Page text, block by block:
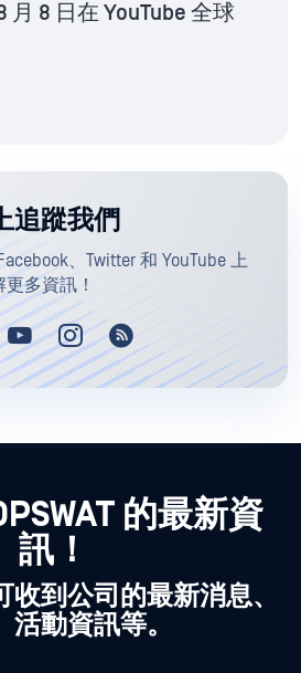
月 8 日在 YouTube 全球
追蹤我們
、Twitter 和 YouTube 上
更多資訊！
的最新資
訊！
到公司的最新消息、
活動資訊等。